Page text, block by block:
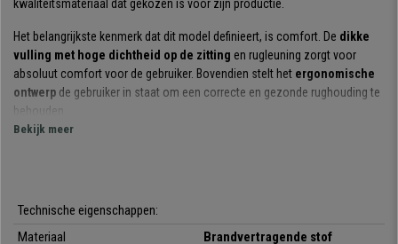
kwaliteitsmateriaal dat gekozen is voor zijn productie.
Het belangrijkste kenmerk dat dit model definieert, is comfort. De dikke
vulling met hoge dichtheid op de zitting en rugleuning zorgt voor
absoluut comfort voor de gebruiker. Bovendien stelt het ergonomische
ontwerp de gebruiker in staat om een correcte en gezonde rughouding te
behouden.
Een andere instellingsoptie vindt u in zijngesynchroniseerd
Bekijk meer
Technische eigenschappen:
Materiaal
Brandvertragende stof